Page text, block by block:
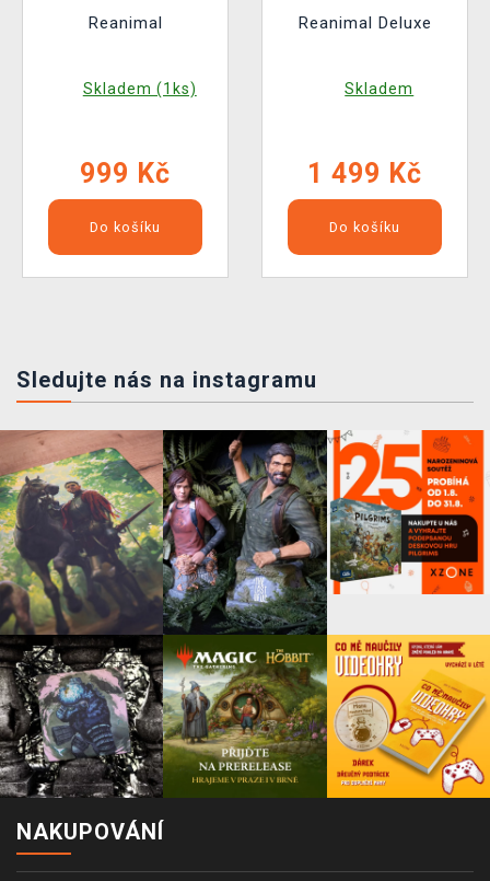
Reanimal
Skladem (1ks)
999 Kč
Do košíku
Reanimal Deluxe
Skladem
1 499 Kč
Do košíku
Sledujte nás na instagramu
NAKUPOVÁNÍ